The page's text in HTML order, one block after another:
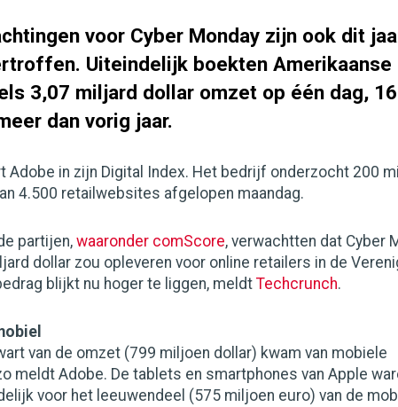
voor Cyber Monday zijn ook dit
Uiteindelijk boekten Amerikaanse
3,07 miljard dollar omzet op één dag, 16
dan vorig jaar.
Adobe in zijn Digital Index. Het bedrijf onderzocht 200
4.500 retailwebsites afgelopen maandag.
partijen,waaronder comScore, verwachtten dat Cyber
dollar zou opleveren voor online retailers in de
blijkt nu hoger te liggen, meldt Techcrunch.
van de omzet (799 miljoen dollar) kwam van mobiele
meldt Adobe. De tablets en smartphones van Apple
voor het leeuwendeel (575 miljoen euro) van de